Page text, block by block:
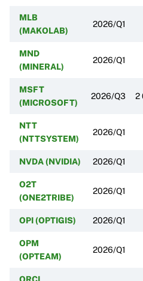
MLB
(MAKOLAB)
2026/Q1
MND
(MINERAL)
2026/Q1
MSFT
(MICROSOFT)
2026/Q3 2
NTT
(NTTSYSTEM)
2026/Q1
NVDA (NVIDIA) 2026/Q1
O2T
(ONE2TRIBE)
2026/Q1
OPI (OPTIGIS) 2026/Q1
OPM
(OPTEAM)
2026/Q1
ORCL